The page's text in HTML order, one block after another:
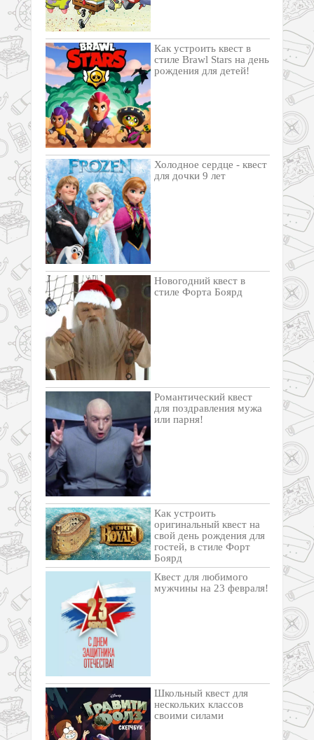
Как устроить квест в
стиле Brawl Stars на день
рождения для детей!
Холодное сердце - квест
для дочки 9 лет
Новогодний квест в
стиле Форта Боярд
Романтический квест
для поздравления мужа
или парня!
Как устроить
оригинальный квест на
свой день рождения для
гостей, в стиле Форт
Боярд
Квест для любимого
мужчины на 23 февраля!
Школьный квест для
нескольких классов
своими силами